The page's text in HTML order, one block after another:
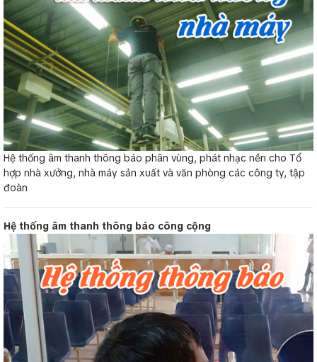
Hệ thống âm thanh thông báo phân vùng, phát nhạc nền cho Tổ
hợp nhà xưởng, nhà máy sản xuất và văn phòng các công ty, tập
đoàn
Hệ thống âm thanh thông báo công cộng